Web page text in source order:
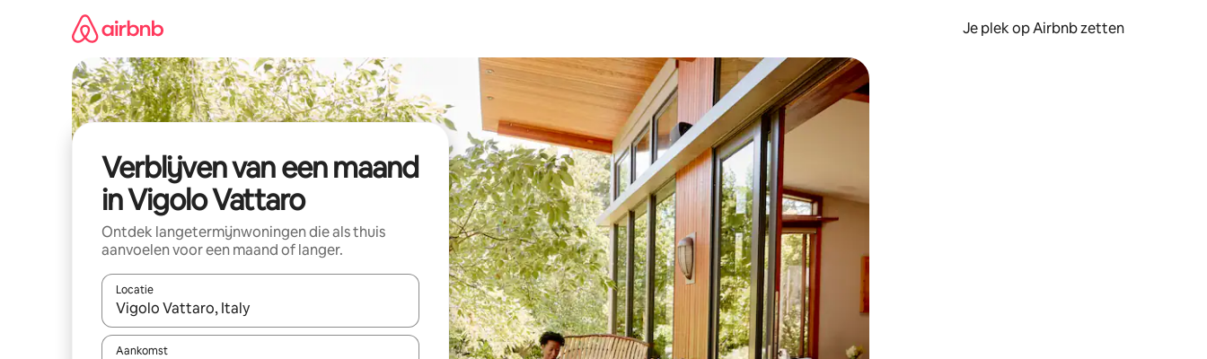
Je plek op Airbnb zetten
Verblijven van een maand
in Vigolo Vattaro
Ontdek langetermijnwoningen die als thuis
aanvoelen voor een maand of langer.
Locatie
Wanneer er resultaten beschikbaar zijn, maak je een keuze met je de pijltjestoetsen omhoog en omlaag, óf door te tikken of swipen.
Aankomst